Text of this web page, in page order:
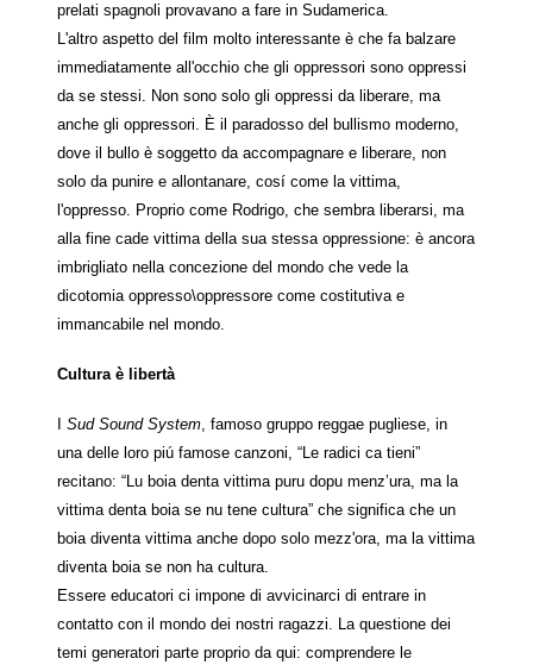
prelati spagnoli provavano a fare in Sudamerica.
L'altro aspetto del film molto interessante è che fa balzare
immediatamente all'occhio che gli oppressori sono oppressi
da se stessi. Non sono solo gli oppressi da liberare, ma
anche gli oppressori. È il paradosso del bullismo moderno,
dove il bullo è soggetto da accompagnare e liberare, non
solo da punire e allontanare, cosí come la vittima,
l'oppresso. Proprio come Rodrigo, che sembra liberarsi, ma
alla fine cade vittima della sua stessa oppressione: è ancora
imbrigliato nella concezione del mondo che vede la
dicotomia oppresso\oppressore come costitutiva e
immancabile nel mondo.
Cultura è libertà
Sud Sound System, famoso gruppo reggae pugliese, in
una delle loro piú famose canzoni, “Le radici ca tieni”
recitano: “Lu boia denta vittima puru dopu menz’ura, ma la
vittima denta boia se nu tene cultura” che significa che un
boia diventa vittima anche dopo solo mezz'ora, ma la vittima
diventa boia se non ha cultura.
Essere educatori ci impone di avvicinarci di entrare in
contatto con il mondo dei nostri ragazzi. La questione dei
temi generatori parte proprio da qui: comprendere le